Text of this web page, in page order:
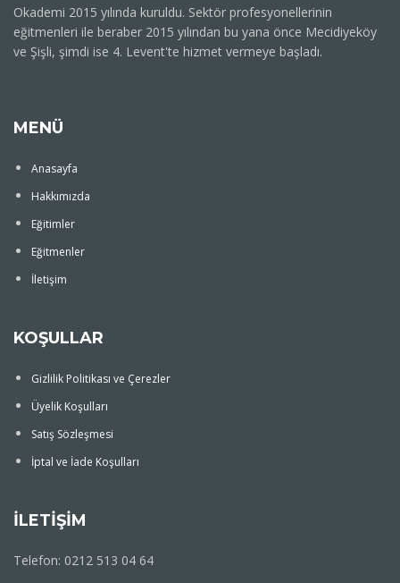
Okademi 2015 yılında kuruldu. Sektör profesyonellerinin
eğitmenleri ile beraber 2015 yılından bu yana önce Mecidiyeköy
ve Şişli, şimdi ise 4. Levent'te hizmet vermeye başladı.
MENÜ
Anasayfa
Hakkımızda
Eğitimler
Eğitmenler
İletişim
KOŞULLAR
Gizlilik Politikası ve Çerezler
Üyelik Koşulları
Satış Sözleşmesi
İptal ve İade Koşulları
İLETİŞİM
Telefon: 0212 513 04 64